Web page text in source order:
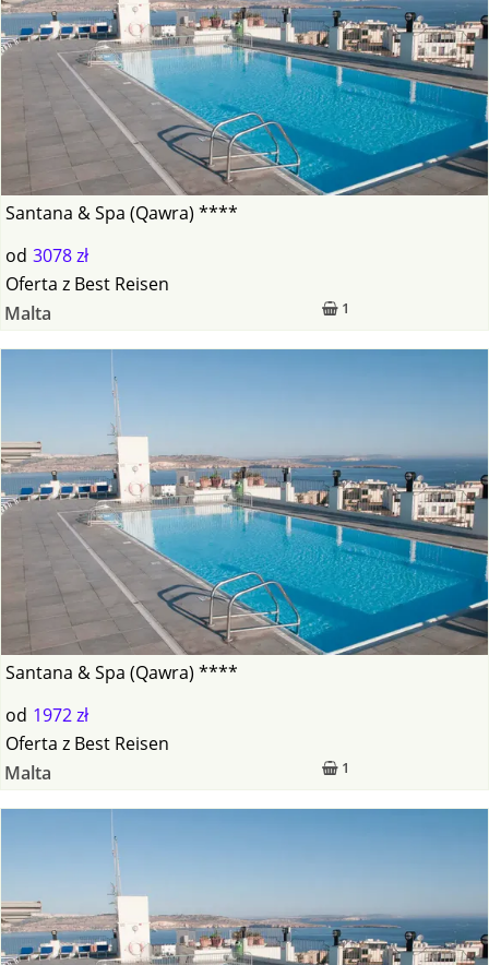
Santana & Spa (Qawra) ****
od 3078 zł
1
Oferta z Best Reisen
Malta
Santana & Spa (Qawra) ****
od 1972 zł
1
Oferta z Best Reisen
Malta